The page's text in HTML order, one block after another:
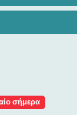
σήμερα